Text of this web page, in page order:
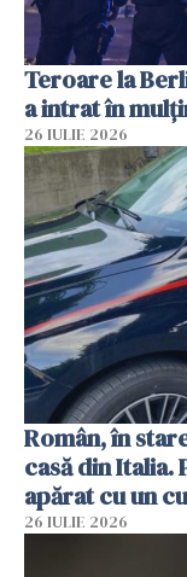
Teroare la
a intrat în
26 IULIE 2026
Român, în
casă din Italia.
apărat cu un
26 IULIE 2026